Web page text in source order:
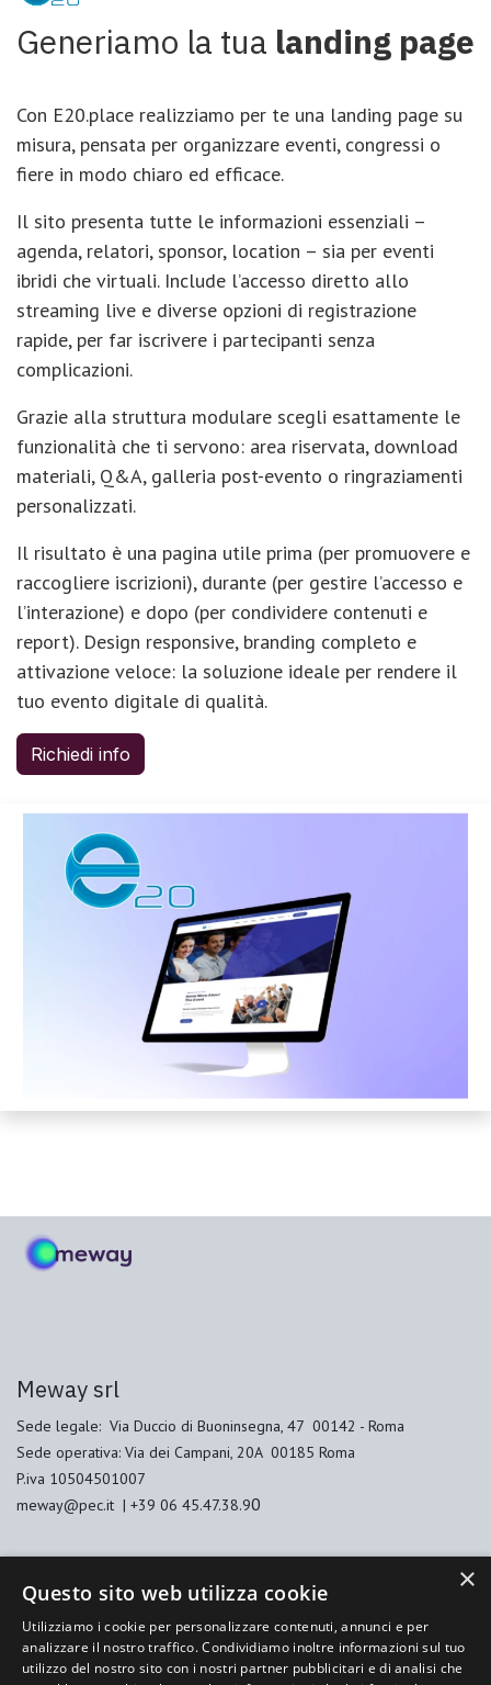
Generiamo la tua landing page
Con E20.place realizziamo per te una landing page su
misura, pensata per organizzare eventi, congressi o
fiere in modo chiaro ed efficace.
Il sito presenta tutte le informazioni essenziali –
agenda, relatori, sponsor, location – sia per eventi
ibridi che virtuali. Include l’accesso diretto allo
streaming live e diverse opzioni di registrazione
rapide, per far iscrivere i partecipanti senza
complicazioni.
Grazie alla struttura modulare scegli esattamente le
funzionalità che ti servono: area riservata, download
materiali, Q&A, galleria post-evento o ringraziamenti
personalizzati.
Il risultato è una pagina utile prima (per promuovere e
raccogliere iscrizioni), durante (per gestire l’accesso e
l’interazione) e dopo (per condividere contenuti e
report). Design responsive, branding completo e
attivazione veloce: la soluzione ideale per rendere il
tuo evento digitale di qualità.
Richiedi info
Meway srl
Sede legale: Via Duccio di Buoninsegna, 47 00142 - Roma
Sede operativa: Via dei Campani, 20A 00185 Roma
P.iva 10504501007
meway@pec.it | +39 06 45.47.38.90
Supporto
Termini di servizio
Politica sulla privacy
×
Questo sito web utilizza cookie
Utilizziamo i cookie per personalizzare contenuti, annunci e per
analizzare il nostro traffico. Condividiamo inoltre informazioni sul tuo
utilizzo del nostro sito con i nostri partner pubblicitari e di analisi che